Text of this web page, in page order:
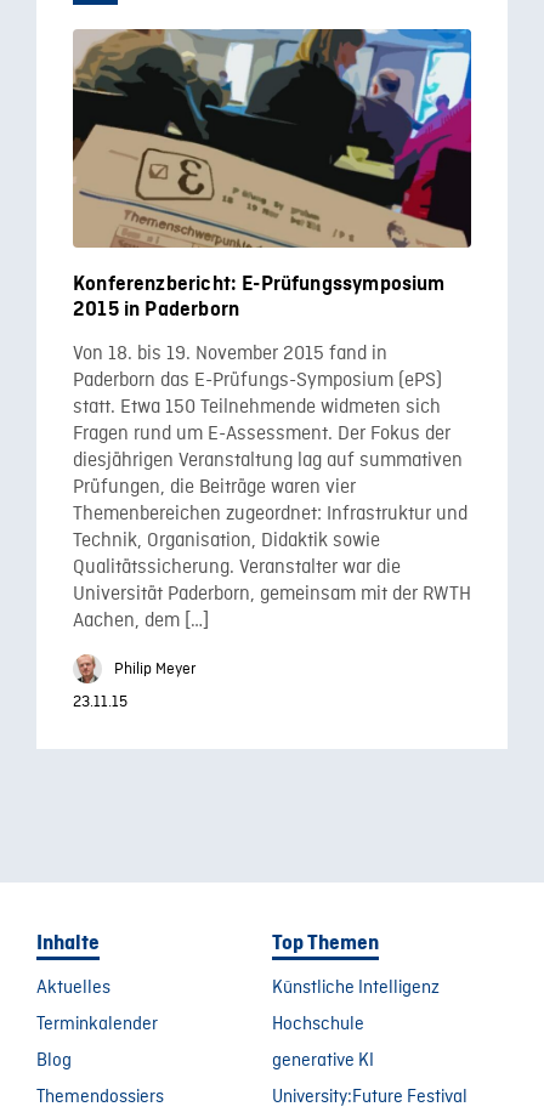
Konferenzbericht: E-Prüfungssymposium
2015 in Paderborn
Von 18. bis 19. November 2015 fand in
Paderborn das E-Prüfungs-Symposium (ePS)
statt. Etwa 150 Teilnehmende widmeten sich
Fragen rund um E-Assessment. Der Fokus der
diesjährigen Veranstaltung lag auf summativen
Prüfungen, die Beiträge waren vier
Themenbereichen zugeordnet: Infrastruktur und
Technik, Organisation, Didaktik sowie
Qualitätssicherung. Veranstalter war die
Universität Paderborn, gemeinsam mit der RWTH
Aachen, dem […]
Philip Meyer
23.11.15
Inhalte
Aktuelles
Terminkalender
Blog
Themendossiers
Top Themen
Künstliche Intelligenz
Hochschule
generative KI
University:Future Festival